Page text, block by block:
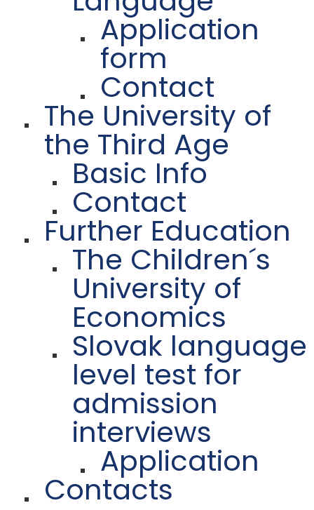
Application
form
Contact
The University of
the Third Age
Basic Info
Contact
Further Education
The Children´s
University of
Economics
Slovak language
level test for
admission
interviews
Application
Contacts